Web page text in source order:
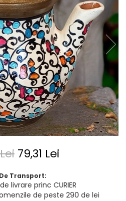
79,31 Lei
Transport:
livrare princ CURIER
de peste 290 de lei